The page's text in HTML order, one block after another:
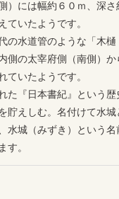
）には幅約６０ｍ、深さ
ていたようです。
の水道管のような「木
側の太宰府側（南側）か
ていたようです。
た『日本書紀』という歴
貯えしむ。名付けて水
水城（みずき）という名
す。